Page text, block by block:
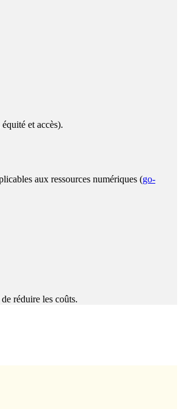
et accès).
aux ressources numériques (go-
réduire les coûts.